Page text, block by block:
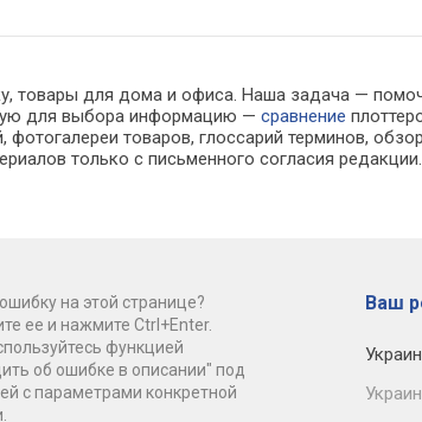
товары для дома и офиса. Наша задача —
для выбора информацию —сравнение
фотогалереи товаров, глоссарий терминов,
только с письменного согласия редакции.
на этой странице?
ее и нажмите Ctrl+Enter.
функцией
об ошибке в описании" под
с параметрами конкретной
Ваш